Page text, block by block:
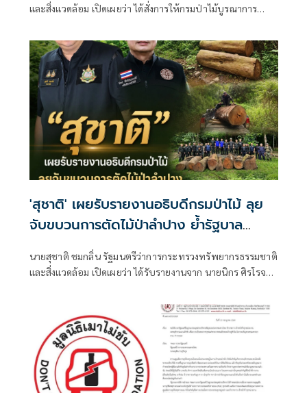
และสิ่งแวดล้อม เปิดเผยว่า ได้สั่งการให้กรมป่าไม้บูรณาการ
อาณาจักร (กอ.รมน.) และหน่วยงานที่เกี่ยวข้อง
'สุชาติ' เผยรับรายงานอธิบดีกรมป่าไม้ ลุย
จับขบวนการตัดไม้ป่าลำปาง ย้ำรัฐบาล
'อนุทิน' เดินหน้าปราบบุกรุกป่า-ทำลาย
ทรัพยากรอย่างเด็ดขาด
นายสุชาติ ชมกลิ่น รัฐมนตรีว่าการกระทรวงทรัพยากรธรรมชาติ
และสิ่งแวดล้อม เปิดเผยว่า ได้รับรายงานจาก นายนิกร ศิรโรจนา
ลักลอบตัดไม้ทำลายป่าในพื้นที่จังหวัดลำปาง